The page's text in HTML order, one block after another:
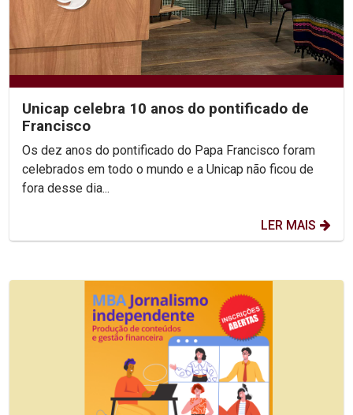
Unicap celebra 10 anos do pontificado de
Francisco
Os dez anos do pontificado do Papa Francisco foram
celebrados em todo o mundo e a Unicap não ficou de
fora desse dia...
LER MAIS